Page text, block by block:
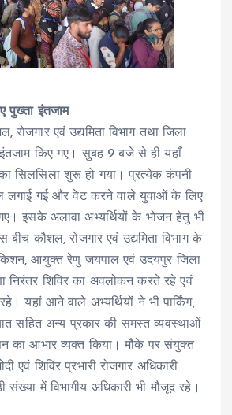
पुख्ता इंतजाम
रोजगार एवं उद्यमिता विभाग तथा जिला
इंतजाम किए गए। सुबह 9 बजे से ही यहाँ
सिलसिला शुरू हो गया। प्रत्येक कंपनी
लगाई गई और वेट करने वाले युवाओं के लिए
गए। इसके अलावा अभ्यर्थियों के भोजन हेतु भी
बीच कौशल, रोजगार एवं उद्यमिता विभाग के
आयुक्त रेणु जयपाल एवं उदयपुर जिला
निरंतर शिविर का अवलोकन करते रहे एवं
यहां आने वाले अभ्यर्थियों ने भी पार्किंग,
सहित अन्य प्रकार की समस्त व्यवस्थाओं
का आभार व्यक्त किया। मौके पर संयुक्त
एवं शिविर प्रभारी रोजगार अधिकारी
संख्या में विभागीय अधिकारी भी मौजूद रहे।